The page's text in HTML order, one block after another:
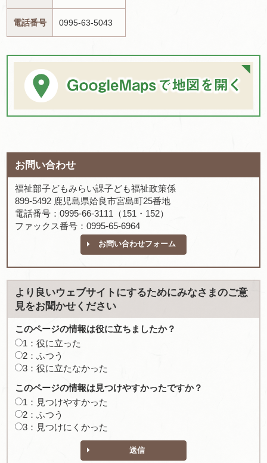
電話番号 0995-63-5043
お問い合わせ
福祉部子どもみらい課子ども福祉政策係
899-5492 鹿児島県姶良市宮島町25番地
電話番号：0995-66-3111（151・152）
ファックス番号：0995-65-6964
お問い合わせフォーム
より良いウェブサイトにするためにみなさまのご意
見をお聞かせください
このページの情報は役に立ちましたか？
1：役に立った
2：ふつう
3：役に立たなかった
このページの情報は見つけやすかったですか？
1：見つけやすかった
2：ふつう
3：見つけにくかった
送信